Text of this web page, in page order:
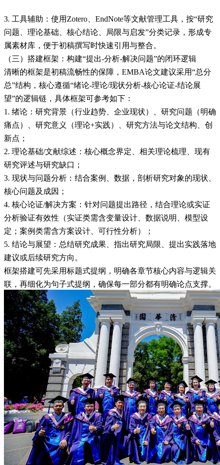
3. 工具辅助：使用Zotero、EndNote等文献管理工具，按“研究
问题、理论基础、核心结论、局限与启发”分类记录，形成专
属素材库，便于初稿撰写时快速引用与整合。
（三）搭建框架：构建“提出-分析-解决问题”的闭环逻辑
清晰的框架是初稿流畅性的保障，EMBA论文建议采用“总分
总”结构，核心遵循“绪论-理论/现状分析-核心论证-结论展
望”的逻辑链，具体框架可参考如下：
1. 绪论：研究背景（行业趋势、企业现状）、研究问题（明确
痛点）、研究意义（理论+实践）、研究方法与论文结构、创
新点；
2. 理论基础/文献综述：核心概念界定、相关理论梳理、现有
研究评述与研究缺口；
3. 现状与问题分析：结合案例、数据，剖析研究对象的现状、
核心问题及成因；
4. 核心论证/解决方案：针对问题提出路径，结合理论或实证
分析验证有效性（实证类需含变量设计、数据说明、模型设
定；案例类需含方案设计、可行性分析）；
5. 结论与展望：总结研究成果、指出研究局限、提出实践落地
建议或后续研究方向。
框架搭建可先采用标题式提纲，明确各章节核心内容与逻辑关
联，再细化为句子式提纲，确保每一部分都有明确论点支撑。